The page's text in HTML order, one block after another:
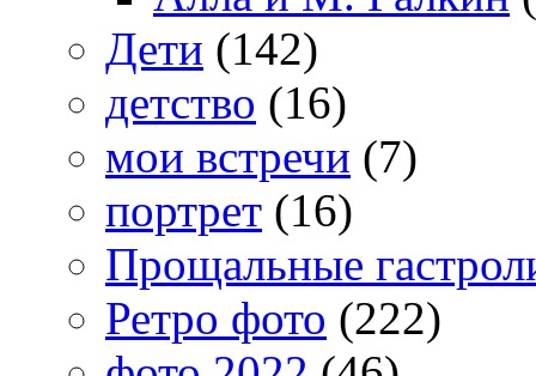
Дети (142)
детство (16)
мои встречи (7)
портрет (16)
Прощальные
Ретро фото (222)